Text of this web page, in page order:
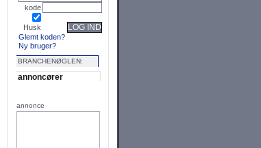
kode
Husk LOG IND
Glemt koden?
Ny bruger?
BRANCHENØGLEN:
annoncører
annonce